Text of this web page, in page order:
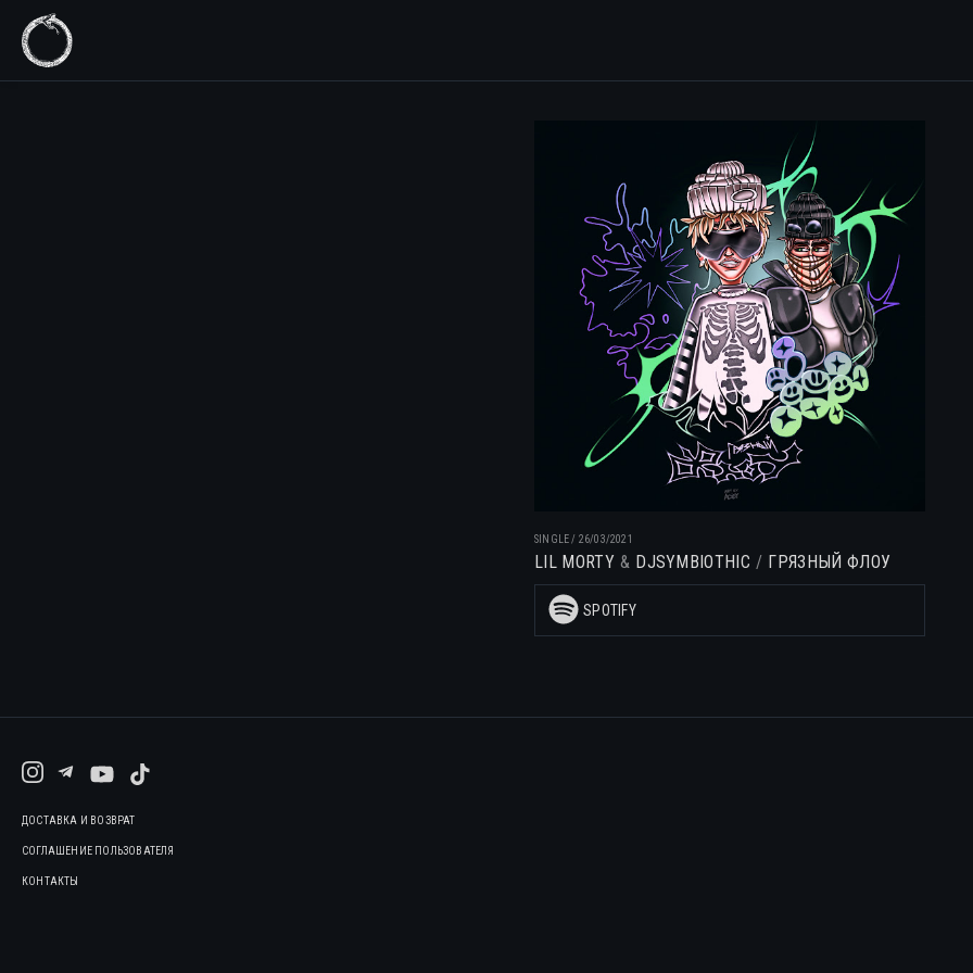
SINGLE/ 26/03/2021
LIL MORTY DJSYMBIOTHIC ГРЯЗНЫЙ ФЛОУ
SPOTIFY
ДОСТАВКА И ВОЗВРАТ
СОГЛАШЕНИЕ ПОЛЬЗОВАТЕЛЯ
КОНТАКТЫ